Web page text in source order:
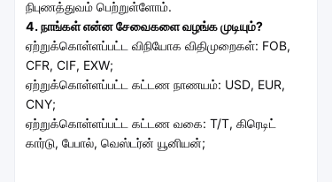
நிபுணத்துவம் பெற்றுள்ளோம்.
4. நாங்கள் என்ன சேவைகளை வழங்க முடியும்?
ஏற்றுக்கொள்ளப்பட்ட விநியோக விதிமுறைகள்: FOB,
CFR, CIF, EXW;
ஏற்றுக்கொள்ளப்பட்ட கட்டண நாணயம்: USD, EUR,
CNY;
ஏற்றுக்கொள்ளப்பட்ட கட்டண வகை: T/T, கிரெடிட்
கார்டு, பேபால், வெஸ்டர்ன் யூனியன்;